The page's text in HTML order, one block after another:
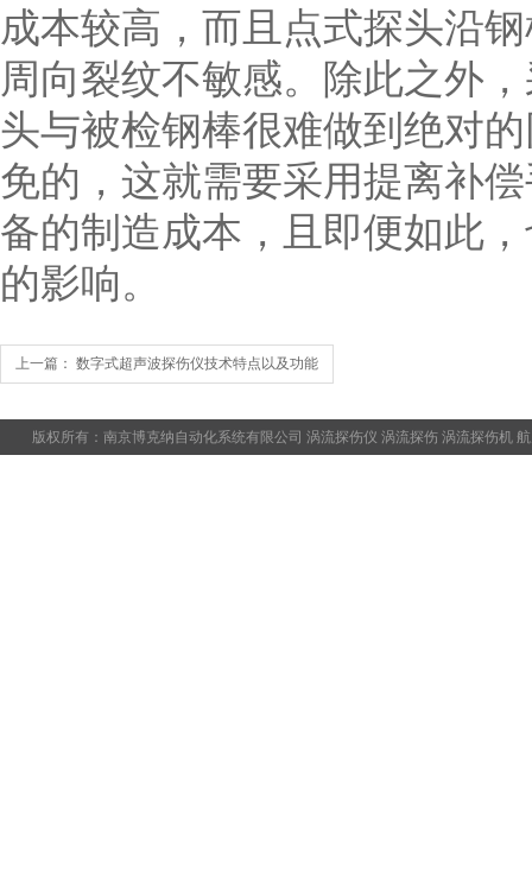
成本较高，而且点式探头沿
周向裂纹不敏感。除此之外
头与被检钢棒很难做到绝对
免的，这就需要采用提离补
备的制造成本，且即便如此
的影响。
上一篇： 数字式超声波探伤仪技术特点以及功能
版权所有：南京博克纳自动化系统有限公司 涡流探伤仪 涡流探伤 涡流探伤机